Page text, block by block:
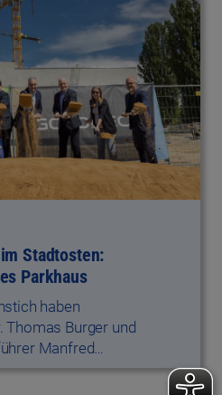
Stadtosten:
Parkhaus
haben
Thomas Burger und
Manfred…